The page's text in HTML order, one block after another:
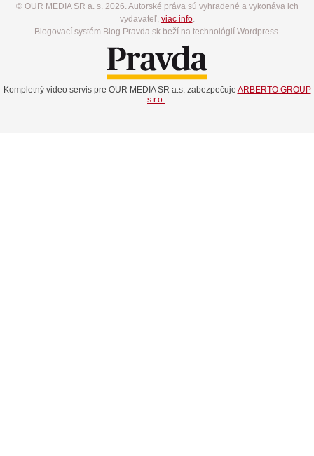
© OUR MEDIA SR a. s. 2026. Autorské práva sú vyhradené a vykonáva ich
vydavateľ, viac info.
Blogovací systém Blog.Pravda.sk beží na technológií Wordpress.
Kompletný video servis pre OUR MEDIA SR a.s. zabezpečuje ARBERTO GROUP
s.r.o.